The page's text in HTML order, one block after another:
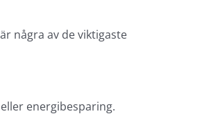
några av de viktigaste
energibesparing.